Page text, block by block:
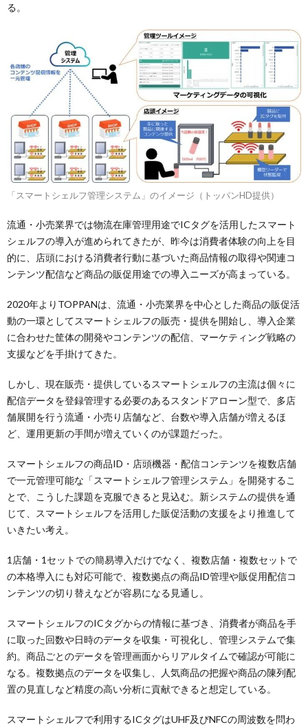
る。
「スマートシェルフ管理システム」のイメージ（トッパンHD提供）
流通・小売業界では物流在庫管理用途でICタグを活用したスマート
シェルフの導入が進められてきたが、昨今は消費者体験の向上を目
的に、店頭における消費者行動に基づいた商品情報の取得や関連コ
ンテンツ配信など商品の販促用途での導入ニーズが高まっている。
2020年よりTOPPANは、流通・小売業界を中心とした商品の販促活
動の一環としてスマートシェルフの販売・提供を開始し、導入企業
に合わせた筐体の開発やコンテンツの配信、マーケティング戦略の
支援などを手掛けてきた。
しかし、現在販売・提供しているスマートシェルフの主流は個々に
配信データを登録管理する必要のあるスタンドアローン型で、多店
舗展開を行う流通・小売り店舗など、台数や導入店舗が増えるほ
ど、運用更新の手間が増えていくのが課題だった。
スマートシェルフの商品ID・店頭機器・配信コンテンツを複数店舗
で一元管理可能な「スマートシェルフ管理システム」を開発するこ
とで、こうした課題を克服できると見込む。新システムの提供を通
じて、スマートシェルフを活用した販促活動の支援をより推進して
いきたい考え。
1店舗・1セットでの簡易導入だけでなく、複数店舗・複数セットで
の本格導入にも対応可能で、複数拠点の商品ID管理や販促用配信コ
ンテンツの切り替えなどが容易になる見通し。
スマートシェルフのICタグからの情報に基づき、消費者が商品を手
に取った回数や日時のデータを収集・可視化し、管理システムで集
約。商品ごとのデータを管理画面からリアルタイムで確認が可能に
なる。複数拠点のデータを収集し、人気商品の把握や商品の陳列配
置の見直しなど精度の高い分析に貢献できると想定している。
スマートシェルフで利用するICタグはUHF及びNFCの周波数を問わ